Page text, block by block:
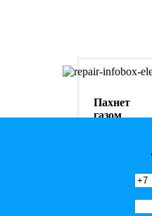
Пахнет
газом
От 500